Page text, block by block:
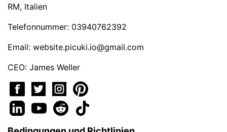
RM, Italien
Telefonnummer: 03940762392
Email: website.picuki.io@gmail.com
CEO: James Weller